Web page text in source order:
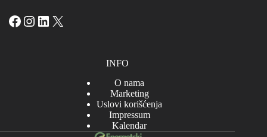
Facebook
Instagram
LinkedIn
X
INFO
O nama
Marketing
Uslovi korišćenja
Impressum
Kalendar